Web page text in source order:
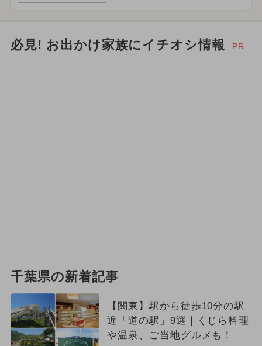
必見! お出かけ家族にイチオシ情報 PR
千葉県の新着記事
【関東】駅から徒歩10分の駅
近「道の駅」9選｜くじら料理
や温泉、ご当地グルメも！